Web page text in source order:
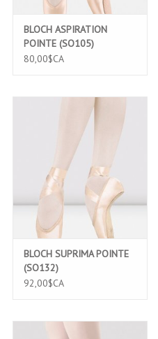
BLOCH ASPIRATION
POINTE (SO105)
80,00$CA
BLOCH SUPRIMA POINTE
(SO132)
92,00$CA